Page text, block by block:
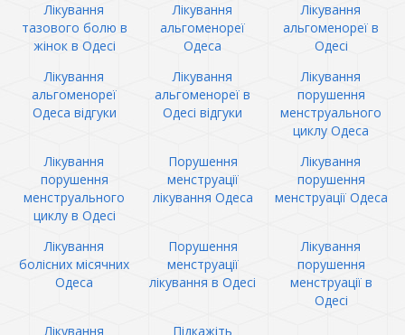
Лікування
тазового болю в
жінок в Одесі
Лікування
альгоменореї
Одеса
Лікування
альгоменореї в
Одесі
Лікування
альгоменореї
Одеса відгуки
Лікування
альгоменореї в
Одесі відгуки
Лікування
порушення
менструального
циклу Одеса
Лікування
порушення
менструального
циклу в Одесі
Порушення
менструації
лікування Одеса
Лікування
порушення
менструації Одеса
Лікування
болісних місячних
Одеса
Порушення
менструації
лікування в Одесі
Лікування
порушення
менструації в
Одесі
Лікування
Підкажіть